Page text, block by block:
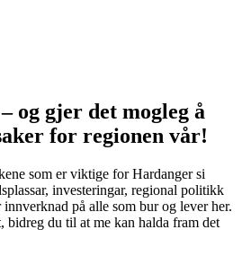
og gjer det mogleg å
for regionen vår!
som er viktige for Hardanger si
investeringar, regional politikk
på alle som bur og lever her.
bidreg du til at me kan halda fram det